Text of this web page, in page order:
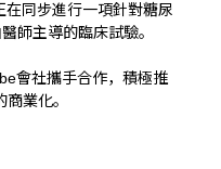
同步進行一項針對糖尿
師主導的臨床試驗。
會社攜手合作，積極推
業化。